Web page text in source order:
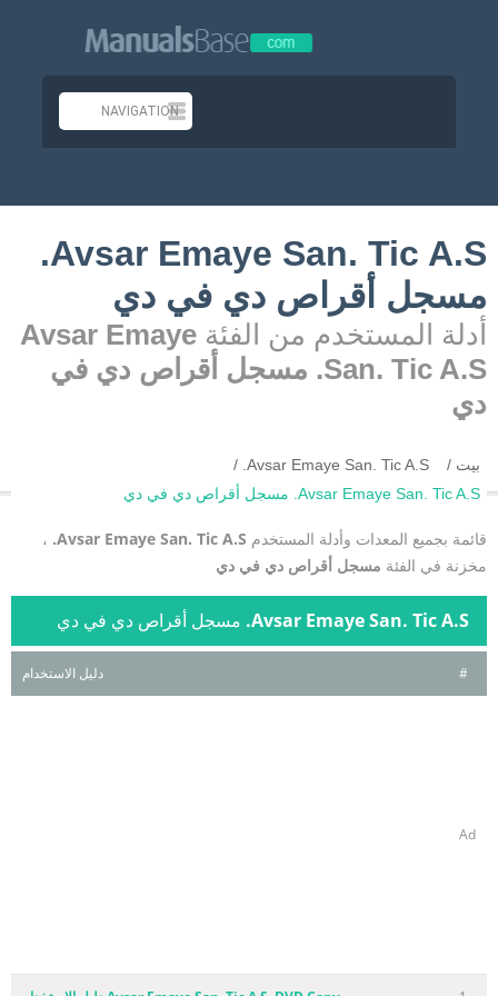
Avsar Emaye San. Tic A.S.
مسجل أقراص دي في دي
أدلة المستخدم من الفئة Avsar Emaye
San. Tic A.S. مسجل أقراص دي في
دي
بيت
Avsar Emaye San. Tic A.S.
Avsar Emaye San. Tic A.S. مسجل أقراص دي في دي
قائمة بجميع المعدات وأدلة المستخدم Avsar Emaye San. Tic A.S. ،
مخزنة في الفئة مسجل أقراص دي في دي
Avsar Emaye San. Tic A.S. مسجل أقراص دي في دي
# دليل الاستخدام
Ad